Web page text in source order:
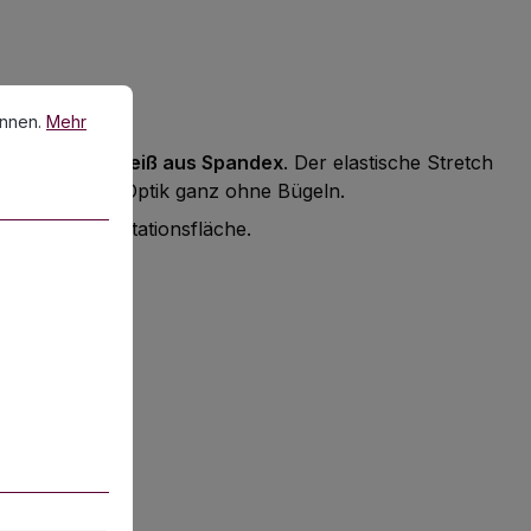
in Weiß aus Spandex. Der elastische Stretch
faltenfreie Optik ganz ohne Bügeln.
Präsentationsfläche.
Mehr Informationen ...
Mehr